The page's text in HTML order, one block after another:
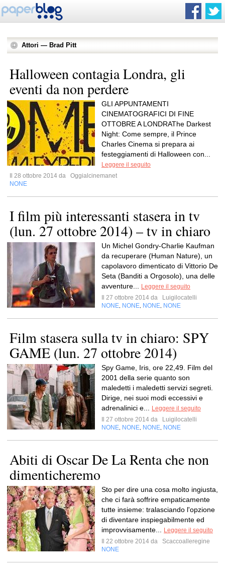
Attori — Brad Pitt
Halloween contagia Londra, gli
eventi da non perdere
GLI APPUNTAMENTI
CINEMATOGRAFICI DI FINE
OTTOBRE A LONDRAThe Darkest
Night: Come sempre, il Prince
Charles Cinema si prepara ai
festeggiamenti di Halloween con...
Leggere il seguito
Il 28 ottobre 2014 da
Oggialcinemanet
NONE
I film più interessanti stasera in tv
(lun. 27 ottobre 2014) – tv in chiaro
Un Michel Gondry-Charlie Kaufman
da recuperare (Human Nature), un
capolavoro dimenticato di Vittorio De
Seta (Banditi a Orgosolo), una delle
avventure...
Leggere il seguito
Il 27 ottobre 2014 da
Luigilocatelli
NONE NONE NONE NONE
Film stasera sulla tv in chiaro: SPY
GAME (lun. 27 ottobre 2014)
Spy Game, Iris, ore 22,49. Film del
2001 della serie quanto son
maledetti i maledetti servizi segreti.
Dirige, nei suoi modi eccessivi e
adrenalinici e...
Leggere il seguito
Il 27 ottobre 2014 da
Luigilocatelli
NONE NONE NONE NONE
Abiti di Oscar De La Renta che non
dimenticheremo
Sto per dire una cosa molto ingiusta,
che ci farà soffrire empaticamente
tutte insieme: tralasciando l'opzione
di diventare inspiegabilmente ed
improvvisamente...
Leggere il seguito
Il 22 ottobre 2014 da
Scaccoalleregine
NONE